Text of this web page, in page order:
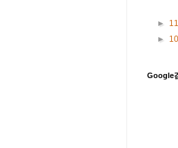
►
►
Google